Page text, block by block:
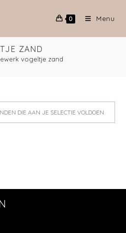
0 Menu
ZAND
vogeltje zand
DIE AAN JE SELECTIE VOLDOEN.